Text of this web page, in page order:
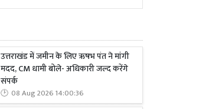
उत्तराखंड में जमीन के लिए ऋषभ पंत ने मांगी
मदद, CM धामी बोले- अधिकारी जल्द करेंगे
संपर्क
08 Aug 2026 14:00:36